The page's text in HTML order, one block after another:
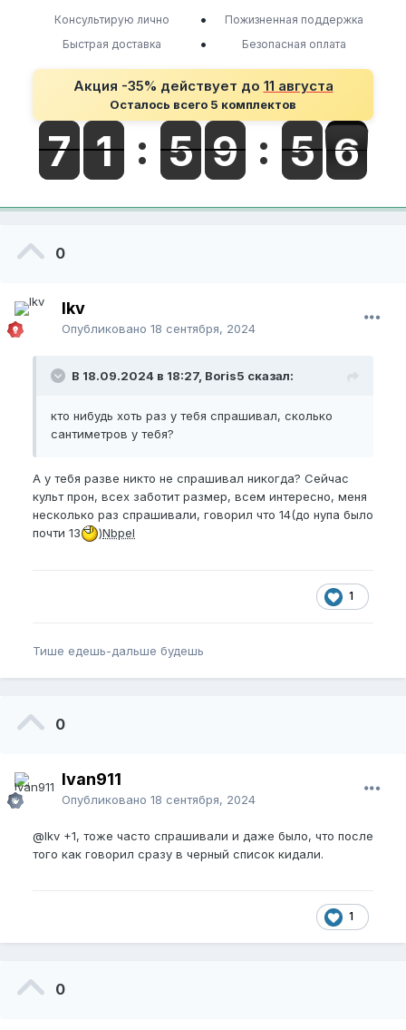
Консультирую лично •
Пожизненная поддержка
Быстрая доставка
• Безопасная оплата
Акция -35% действует до 11 августа
Осталось всего 5 комплектов
0
lkv
Опубликовано 18 сентября, 2024
В 18.09.2024 в 18:27, Boris5 сказал:
кто нибудь хоть раз у тебя спрашивал, сколько
сантиметров у тебя?
А у тебя разве никто не спрашивал никогда? Сейчас
культ прон, всех заботит размер, всем интересно, меня
несколько раз спрашивали, говорил что 14(до нупа было
почти 13
)Nbpel
1
Тише едешь-дальше будешь
0
Ivan911
Опубликовано 18 сентября, 2024
@lkv +1, тоже часто спрашивали и даже было, что после
того как говорил сразу в черный список кидали.
1
0